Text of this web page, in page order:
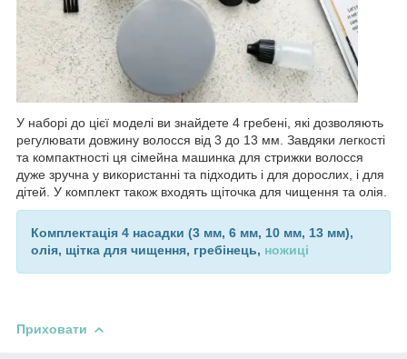
У наборі до цієї моделі ви знайдете 4 гребені, які дозволяють
регулювати довжину волосся від 3 до 13 мм. Завдяки легкості
та компактності ця сімейна машинка для стрижки волосся
дуже зручна у використанні та підходить і для дорослих, і для
дітей. У комплект також входять щіточка для чищення та олія.
Комплектація 4 насадки (3 мм, 6 мм, 10 мм, 13 мм),
олія, щітка для чищення, гребінець, ножиці
Приховати